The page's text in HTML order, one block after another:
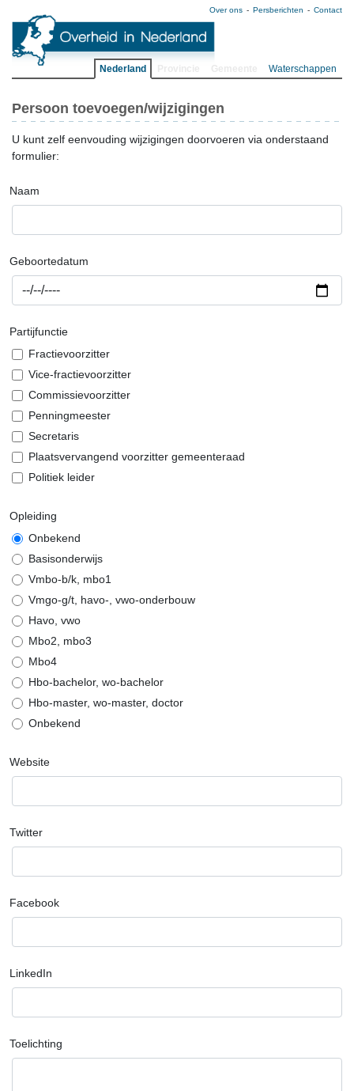
Over ons Persberichten Contact
Nederland Waterschappen
Persoon toevoegen/wijzigingen
U kunt zelf eenvouding wijzigingen doorvoeren via onderstaand
formulier:
Naam
Geboortedatum
Partijfunctie
Fractievoorzitter
Vice-fractievoorzitter
Commissievoorzitter
Penningmeester
Secretaris
Plaatsvervangend voorzitter gemeenteraad
Politiek leider
Opleiding
Onbekend
Basisonderwijs
Vmbo-b/k, mbo1
Vmgo-g/t, havo-, vwo-onderbouw
Havo, vwo
Mbo2, mbo3
Mbo4
Hbo-bachelor, wo-bachelor
Hbo-master, wo-master, doctor
Onbekend
Website
Twitter
Facebook
LinkedIn
Toelichting